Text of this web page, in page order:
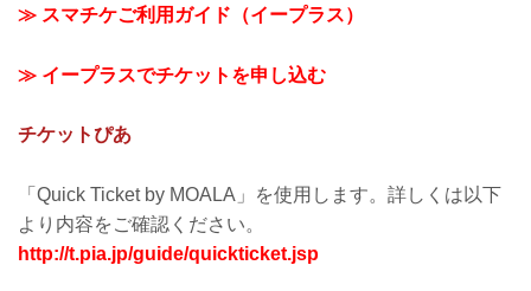
≫ スマチケご利用ガイド（イープラス）
≫ イープラスでチケットを申し込む
チケットぴあ
「Quick Ticket by MOALA」を使用します。詳しくは以下
より内容をご確認ください。
http://t.pia.jp/guide/quickticket.jsp